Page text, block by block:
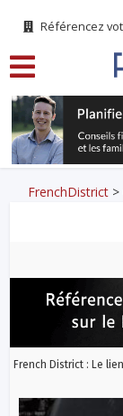
Référencez
FrenchDistrict >
French District : Le